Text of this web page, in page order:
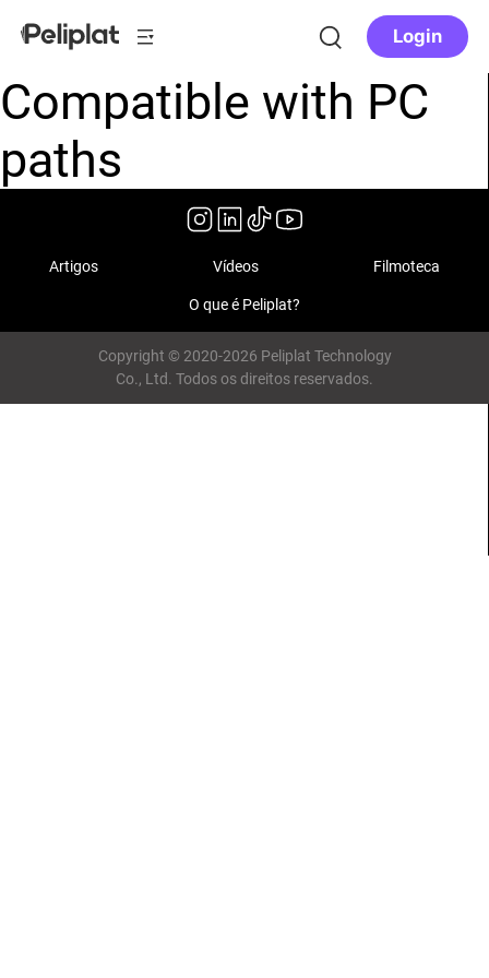
Login
Compatible with PC
paths
Artigos Vídeos Filmoteca
O que é Peliplat?
Copyright © 2020-2026 Peliplat Technology
Co., Ltd. Todos os direitos reservados.